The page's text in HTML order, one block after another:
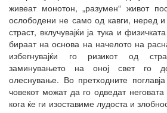
живеат монотон, „разумен“ живот
ослободени не само од кавги, неред и
страст, вклучувајќи ја тука и
бираат на основа на начелото на
избегнувајќи го ризикот од
заминувањето на оној свет го
олеснување. Во претходните
човекот можат да го одведат
кога ќе ги изоставиме лудоста и